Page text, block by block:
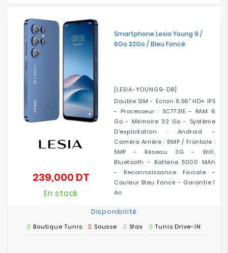
Smartphone Lesia Young 9 /
6Go 32Go / Bleu Foncé
[LESIA-YOUNG9-DB]
Double SIM - Ecran 6.56" HD+ IPS
- Processeur : SC7731E - RAM 6
Go - Mémoire 32 Go - Système
D’exploitation : Android -
Caméra Arrière : 8MP / Frontale :
5MP - Réseau 3G - Wifi,
Bluetooth - Batterie 5000 MAh
- Reconnaissance Faciale -
Couleur Bleu Foncé - Garantie 1
An
239,000 DTPrix
En stock
Disponibilité
Boutique Tunis Sousse Sfax Tunis Drive-IN